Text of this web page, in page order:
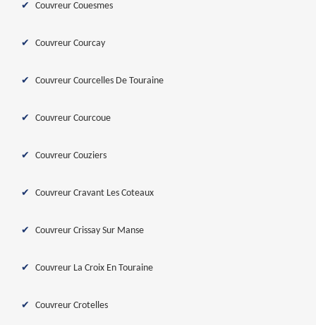
Couvreur Couesmes
Couvreur Courcay
Couvreur Courcelles De Touraine
Couvreur Courcoue
Couvreur Couziers
Couvreur Cravant Les Coteaux
Couvreur Crissay Sur Manse
Couvreur La Croix En Touraine
Couvreur Crotelles